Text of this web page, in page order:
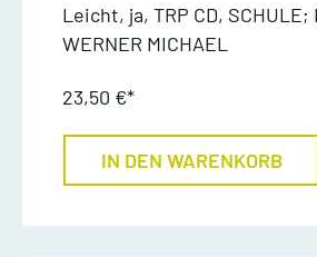
Leicht, ja, TRP CD, SCHULE;
WERNER MICHAEL
23,50 €*
IN DEN WARENKORB